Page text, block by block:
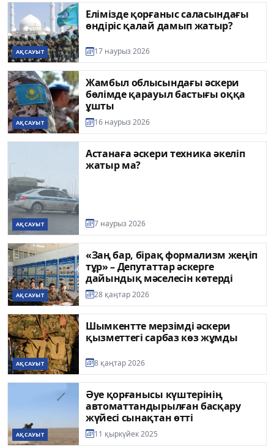
АҚСАУЫТ
Елімізде қорғаныс саласындағы
өндіріс қалай дамып жатыр?
17 наурыз 2026
АҚСАУЫТ
Жамбыл облысындағы әскери
бөлімде қарауыл бастығы оққа
ұшты
16 наурыз 2026
АҚСАУЫТ
Астанаға әскери техника әкеліп
жатыр ма?
7 наурыз 2026
АҚСАУЫТ
«Заң бар, бірақ формализм жеңіп
тұр» – Депутаттар әскерге
дайындық мәселесін көтерді
28 қаңтар 2026
АҚСАУЫТ
Шымкентте мерзімді әскери
қызметтегі сарбаз көз жұмды
8 қаңтар 2026
АҚСАУЫТ
Әуе қорғанысы күштерінің
автоматтандырылған басқару
жүйесі сынақтан өтті
11 қыркүйек 2025